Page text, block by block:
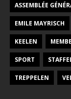
ASSEMBLÉE
EMILE MAYRISCH
KEELEN
SPORT
TREPPELEN